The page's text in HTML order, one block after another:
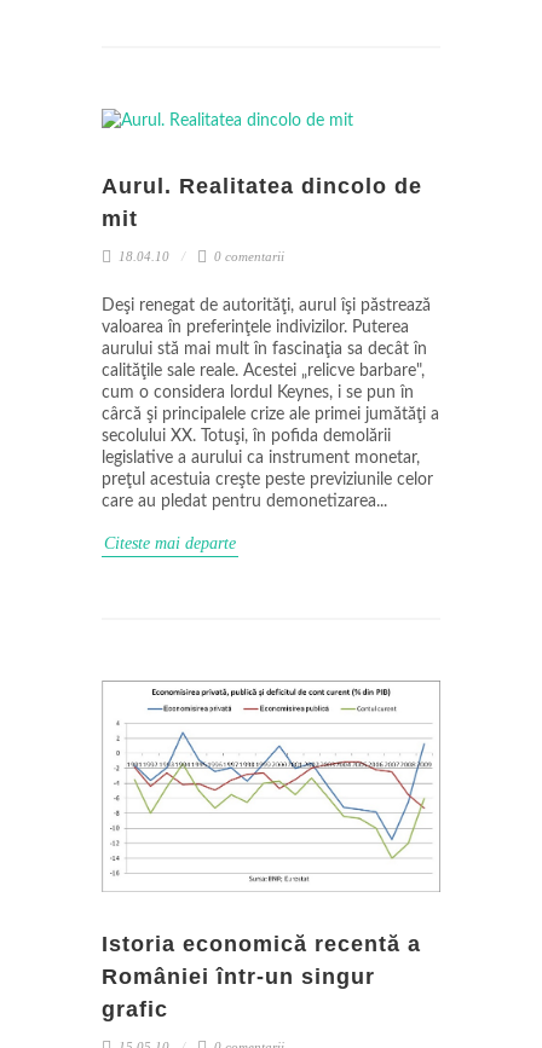
Aurul. Realitatea dincolo de
mit
18.04.10 0 comentarii
Deşi renegat de autorităţi, aurul îşi păstrează
valoarea în preferinţele indivizilor. Puterea
aurului stă mai mult în fascinaţia sa decât în
calităţile sale reale. Acestei „relicve barbare",
cum o considera lordul Keynes, i se pun în
cârcă şi principalele crize ale primei jumătăţi a
secolului XX. Totuşi, în pofida demolării
legislative a aurului ca instrument monetar,
preţul acestuia creşte peste previziunile celor
care au pledat pentru demonetizarea...
Citeste mai departe
Istoria economică recentă a
României într-un singur
grafic